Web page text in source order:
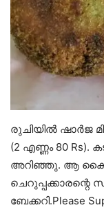
രുചിയിൽ ഷാർജ
(2 എണ്ണം 80 Rs).
അറിഞ്ഞു. ആ
ബേക്കറി.Please